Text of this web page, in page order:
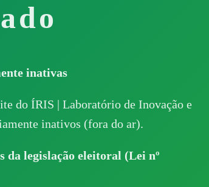
inativas
do ÍRIS | Laboratório de Inovação e
inativos (fora do ar).
da legislação eleitoral (Lei nº